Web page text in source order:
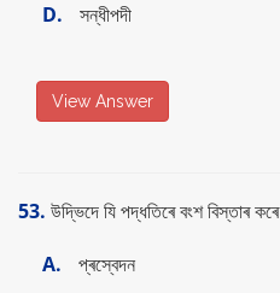
D.
সন্ধীপদী
View Answer
53. উদ্ভিদে যি পদ্ধতিৰে বংশ বিস্তাৰ কৰে
A.
প্ৰস্বেদন